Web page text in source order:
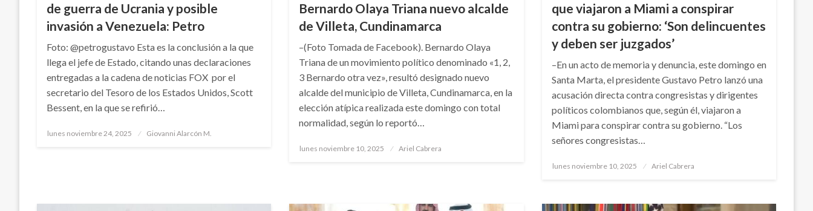
de guerra de Ucrania y posible
invasión a Venezuela: Petro
Foto: @petrogustavo Esta es la conclusión a la que
llega el jefe de Estado, citando unas declaraciones
entregadas a la cadena de noticias FOX por el
secretario del Tesoro de los Estados Unidos, Scott
Bessent, en la que se refirió…
Publicado
lunes noviembre 24, 2025 Giovanni Alarcón M.
Bernardo Olaya Triana nuevo alcalde
de Villeta, Cundinamarca
–(Foto Tomada de Facebook). Bernardo Olaya
Triana de un movimiento político denominado «1, 2,
3 Bernardo otra vez», resultó designado nuevo
alcalde del municipio de Villeta, Cundinamarca, en la
elección atípica realizada este domingo con total
normalidad, según lo reportó…
Publicado
lunes noviembre 10, 2025 Ariel Cabrera
que viajaron a Miami a conspirar
contra su gobierno: ‘Son delincuentes
y deben ser juzgados’
–En un acto de memoria y denuncia, este domingo en
Santa Marta, el presidente Gustavo Petro lanzó una
acusación directa contra congresistas y dirigentes
políticos colombianos que, según él, viajaron a
Miami para conspirar contra su gobierno. “Los
señores congresistas…
Publicado
lunes noviembre 10, 2025 Ariel Cabrera